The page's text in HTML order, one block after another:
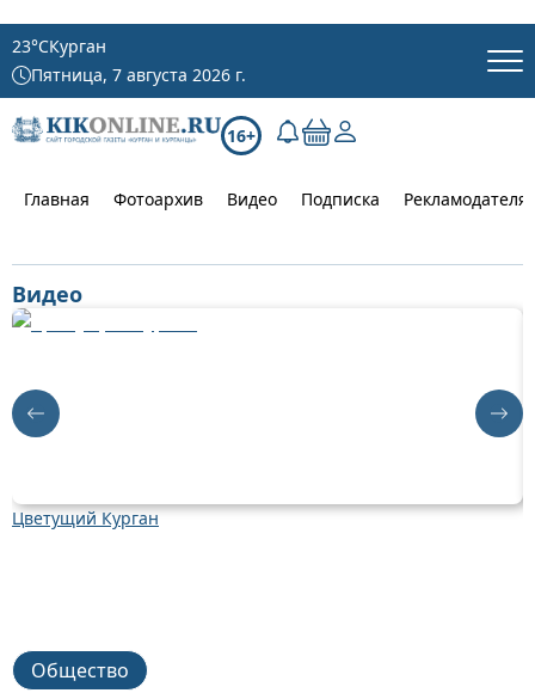
23°CКурган
Пятница, 7 августа 2026 г.
16+
Главная Фотоархив Видео Подписка
Видео
Цветущий Курган
Общество